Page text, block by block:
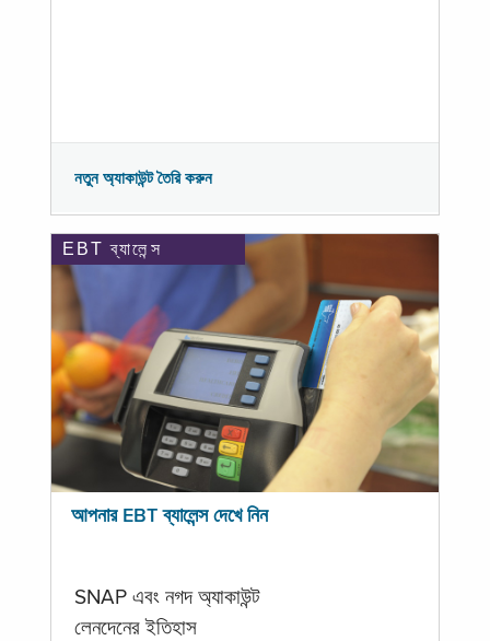
নতুন অ্যাকাউন্ট তৈরি করুন
EBT ব্যালেন্স
আপনার EBT ব্যালেন্স দেখে নিন
SNAP এবং নগদ অ্যাকাউন্ট
লেনদেনের ইতিহাস